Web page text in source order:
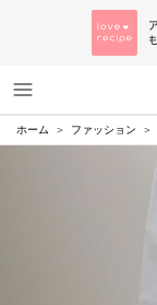
ホーム ファッション